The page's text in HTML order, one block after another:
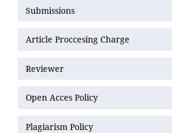
Submissions
Article Proccesing Charge
Reviewer
Open Acces Policy
Plagiarism Policy